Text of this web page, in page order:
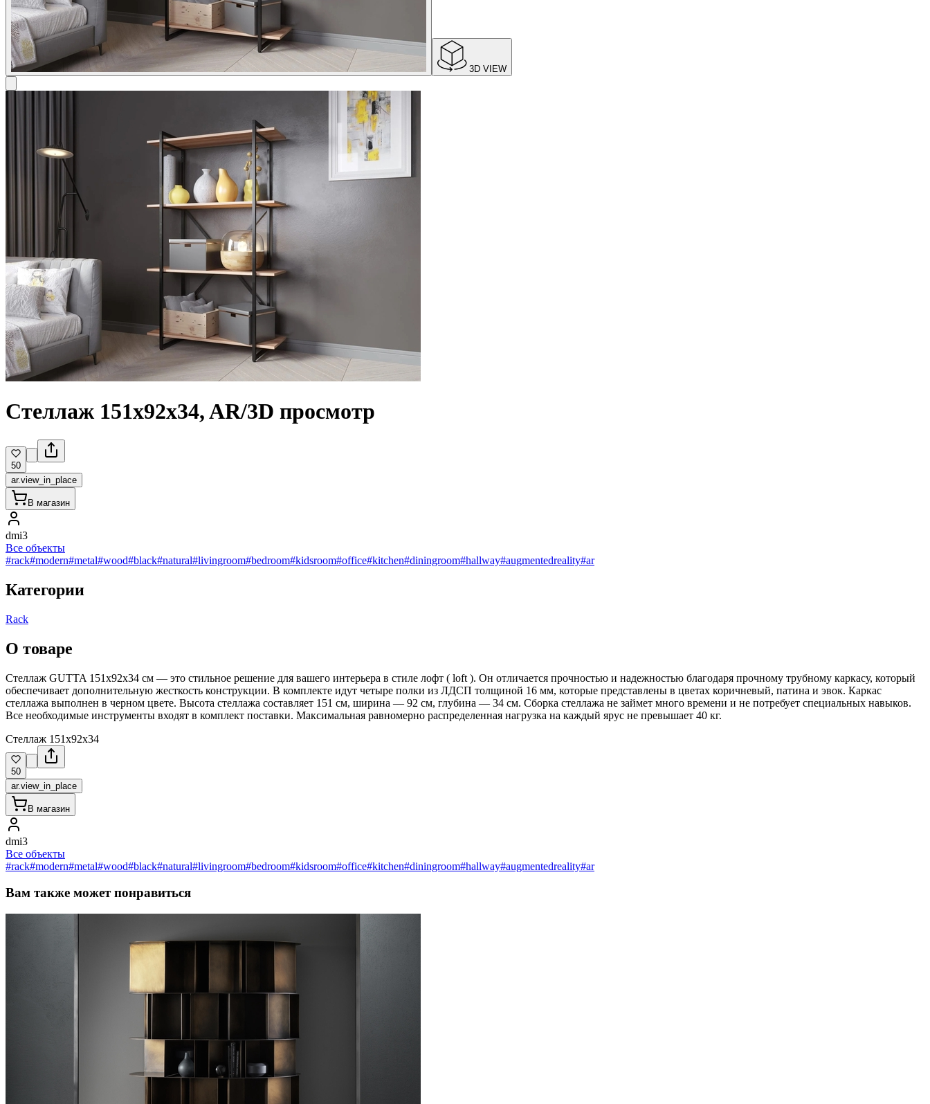
3D VIEW
Стеллаж 151x92x34, AR/3D просмотр
50
ar.view_in_place
В магазин
dmi3
Все объекты
#rack#modern#metal#wood#black#natural#livingroom#bedroom#kidsroom#office#kitchen#diningroom#hallway#augmentedreality#ar
Категории
Rack
О товаре
Стеллаж GUTTA 151х92х34 см — это стильное решение для вашего интерьера в стиле лофт ( loft ). Он отличается прочностью и надежностью благодаря прочному трубному каркасу, который
обеспечивает дополнительную жесткость конструкции. В комплекте идут четыре полки из ЛДСП толщиной 16 мм, которые представлены в цветах коричневый, патина и эвок. Каркас
стеллажа выполнен в черном цвете. Высота стеллажа составляет 151 см, ширина — 92 см, глубина — 34 см. Сборка стеллажа не займет много времени и не потребует специальных навыков.
Все необходимые инструменты входят в комплект поставки. Максимальная равномерно распределенная нагрузка на каждый ярус не превышает 40 кг.
Стеллаж 151x92x34
50
ar.view_in_place
В магазин
dmi3
Все объекты
#rack#modern#metal#wood#black#natural#livingroom#bedroom#kidsroom#office#kitchen#diningroom#hallway#augmentedreality#ar
Вам также может понравиться